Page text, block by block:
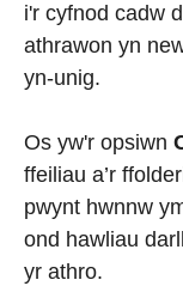
i'r cyfnod cadw
athrawon yn
yn-unig.
Os yw'r opsiwn
ffeiliau a’r
pwynt hwnnw
ond hawliau
yr athro.